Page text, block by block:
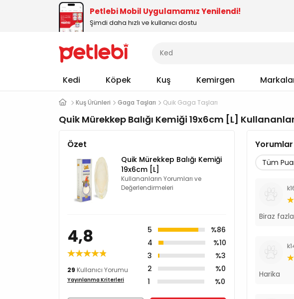
Petlebi Mobil Uygulamamız Yenilendi!
Şimdi daha hızlı ve kullanıcı dostu
Kedi Köpek Kuş Kemirgen
Kuş Ürünleri Gaga Taşları Quik Gaga Taşları
Quik Mürekkep Balığı Kemiği 19x6cm [L]
Özet
Quik Mürekkep Balığı Kemiği
19x6cm [L]
Kullananların Yorumları ve
Değerlendirmeleri
4,8
29 Kullanıcı Yorumu
Yayınlanma Kriterleri
5
%86
4
%10
3
%3
2
%0
1
%0
Yorumlar
Biraz
Harika